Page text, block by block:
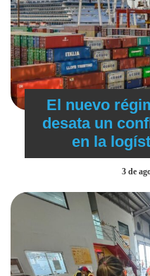
El nuevo
desata un
en la
3 de